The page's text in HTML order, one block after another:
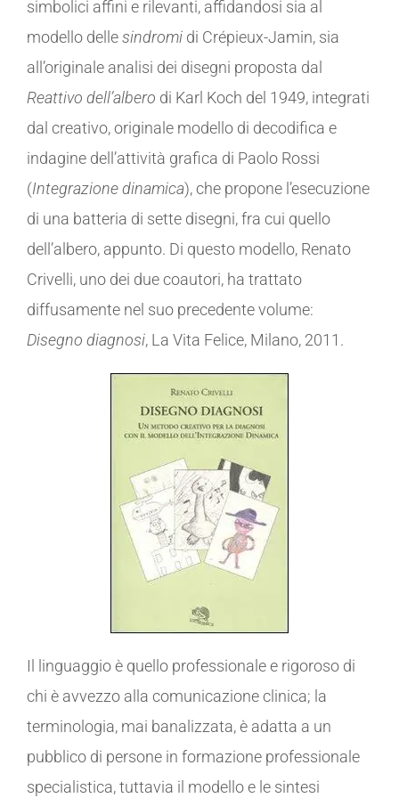
simbolici affini e rilevanti, affidandosi sia al
modello dellesindromi di Crépieux-Jamin, sia
all’originale analisi dei disegni proposta dal
Reattivo dell’albero di Karl Koch del 1949, integrati
dal creativo, originale modello di decodifica e
indagine dell’attività grafica di Paolo Rossi
(Integrazione dinamica), che propone l’esecuzione
di una batteria di sette disegni, fra cui quello
dell’albero, appunto. Di questo modello, Renato
Crivelli, uno dei due coautori, ha trattato
diffusamente nel suo precedente volume:
Disegno diagnosi, La Vita Felice, Milano, 2011.
Il linguaggio è quello professionale e rigoroso di
chi è avvezzo alla comunicazione clinica; la
terminologia, mai banalizzata, è adatta a un
pubblico di persone in formazione professionale
specialistica, tuttavia il modello e le sintesi